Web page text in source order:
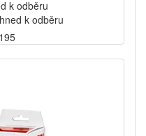
k odběru
k odběru